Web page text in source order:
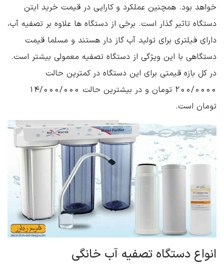
خواهد بود. همچنین عملکرد و کارایی در قیمت خرید ایتن
دستگاه تاثیر گذار است. برخی از دستگاه ها علاوه بر تصفیه آب،
دارای فیلتری برای تولید آب گاز دار هستند و مسلما قیمت
دستگاهی با این ویژگی از دستگاه تصفیه معمولی بیشتر است.
در کل بازه قیمتی برای این دستگاه در کمترین حالت
200/0000 تومان و در بیشترین حالت 14/000/000
تومان است.
انواع دستگاه تصفیه آب خانگی